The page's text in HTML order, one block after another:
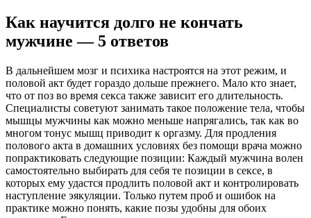
Как научится долго не кончать
мужчине — 5 ответов
В дальнейшем мозг и психика настроятся на этот режим, и
половой акт будет гораздо дольше прежнего. Мало кто знает,
что от поз во время секса также зависит его длительность.
Специалисты советуют занимать такое положение тела, чтобы
мышцы мужчины как можно меньше напрягались, так как во
многом тонус мышц приводит к оргазму. Для продления
полового акта в домашних условиях без помощи врача можно
попрактиковать следующие позиции: Каждый мужчина волен
самостоятельно выбирать для себя те позиции в сексе, в
которых ему удастся продлить половой акт и контролировать
наступление эякуляции. Только путем проб и ошибок на
практике можно понять, какие позы удобны для обоих